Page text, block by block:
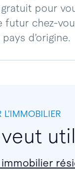
pour
futur chez-
d’origine.
L’IMMOBILIER